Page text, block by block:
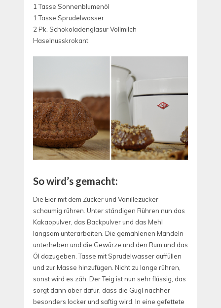
1 Tasse Sonnenblumenöl
1 Tasse Sprudelwasser
2 Pk. Schokoladenglasur Vollmilch
Haselnusskrokant
So wird’s gemacht:
Die Eier mit dem Zucker und Vanillezucker
schaumig rühren. Unter ständigen Rühren nun das
Kakaopulver, das Backpulver und das Mehl
langsam unterarbeiten. Die gemahlenen Mandeln
unterheben und die Gewürze und den Rum und das
Öl dazugeben. Tasse mit Sprudelwasser auffüllen
und zur Masse hinzufügen. Nicht zu lange rühren,
sonst wird es zäh. Der Teig ist nun sehr flüssig, das
sorgt dann aber dafür, dass die Gugl nachher
besonders locker und saftig wird. In eine gefettete